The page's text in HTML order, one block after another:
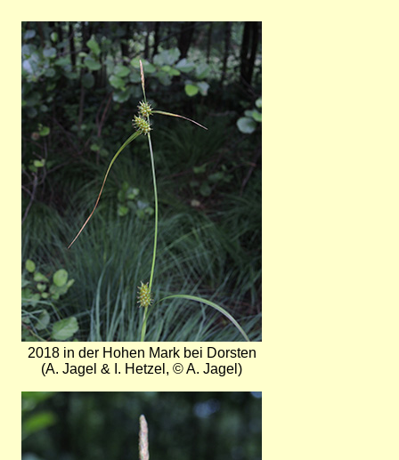
Bild
2018 in der Hohen Mark bei Dorsten
(A. Jagel & I. Hetzel, © A. Jagel)
Bild